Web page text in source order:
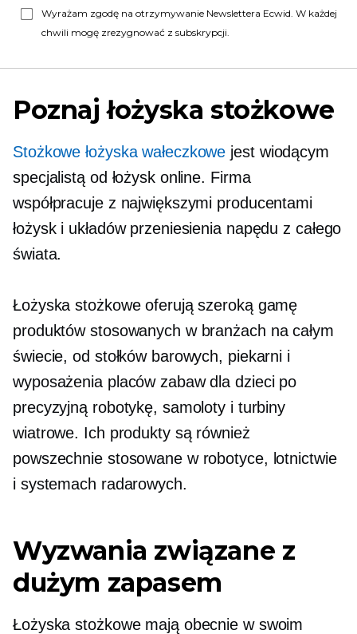
Wyrażam zgodę na otrzymywanie Newslettera Ecwid. W każdej
chwili mogę zrezygnować z subskrypcji.
Poznaj łożyska stożkowe
Stożkowe łożyska wałeczkowe jest wiodącym
specjalistą od łożysk online. Firma
współpracuje z największymi producentami
łożysk i układów przeniesienia napędu z całego
świata.
Łożyska stożkowe oferują szeroką gamę
produktów stosowanych w branżach na całym
świecie, od stołków barowych, piekarni i
wyposażenia placów zabaw dla dzieci po
precyzyjną robotykę, samoloty i turbiny
wiatrowe. Ich produkty są również
powszechnie stosowane w robotyce, lotnictwie
i systemach radarowych.
Wyzwania związane z
dużym zapasem
Łożyska stożkowe mają obecnie w swoim